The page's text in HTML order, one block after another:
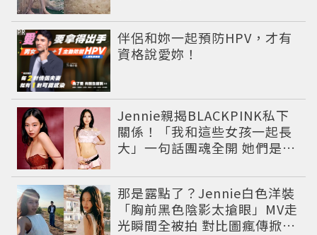
伴侶和妳一起預防HPV，才有
資格說愛妳！
PR
Jennie親揭BLACKPINK私下
關係！「我和這些女孩一起長
大」一句話團魂全開 她們是彼
那是露點了？Jennie白色洋裝
「胸前黑色陰影太搶眼」MV走
光瞬間全被拍 對比圖瘋傳掀論